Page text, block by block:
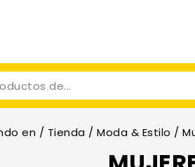
en / Tienda / Moda & Estilo /